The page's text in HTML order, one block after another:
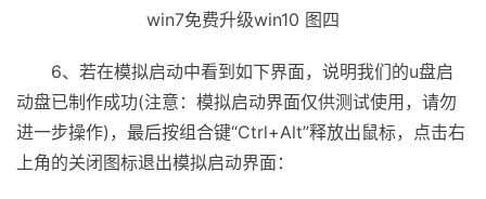
win7免费升级win10 图四
6、若在模拟启动中看到如下界面，说明我们的u盘启
动盘已制作成功(注意：模拟启动界面仅供测试使用，请勿
进一步操作)，最后按组合键“Ctrl+Alt”释放出鼠标，点击右
上角的关闭图标退出模拟启动界面：